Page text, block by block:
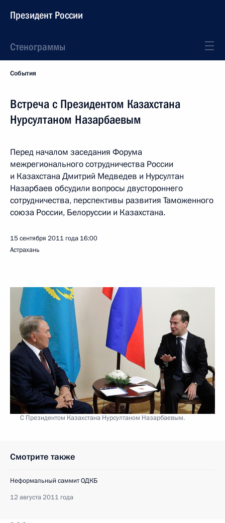
Президент России
Стенограммы
События
Встреча с Президентом Казахстана
Нурсултаном Назарбаевым
Перед началом заседания Форума
межрегионального сотрудничества России
и Казахстана Дмитрий Медведев и Нурсултан
Назарбаев обсудили вопросы двустороннего
сотрудничества, перспективы развития Таможенного
союза России, Белоруссии и Казахстана.
15 сентября 2011 года 16:00
Астрахань
С Президентом Казахстана Нурсултаном Назарбаевым.
Смотрите также
Неформальный саммит ОДКБ
12 августа 2011 года